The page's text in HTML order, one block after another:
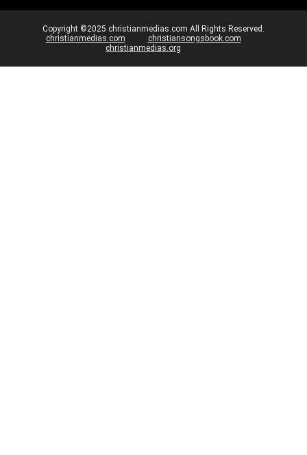
Copyright ©2025 christianmedias.com All Rights Reserved.
christianmedias.com
christiansongsbook.com
christianmedias.org